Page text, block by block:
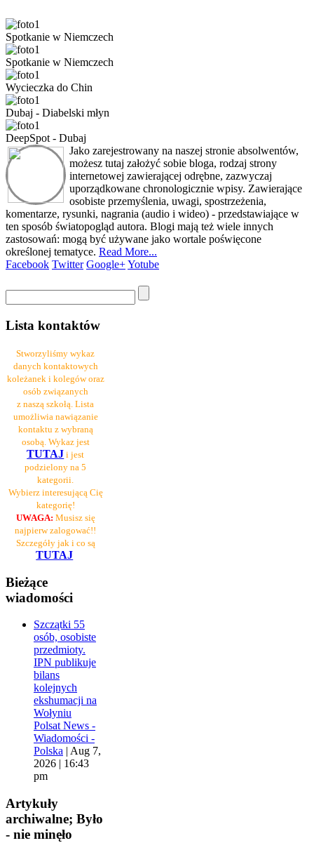
Spotkanie w Niemczech
Spotkanie w Niemczech
Wycieczka do Chin
Dubaj - Diabelski młyn
DeepSpot - Dubaj
Jako zarejestrowany na naszej stronie absolwentów,
możesz tutaj założyć sobie bloga, rodzaj strony
internetowej zawierającej odrębne, zazwyczaj
uporządkowane chronologicznie wpisy. Zawierające
osobiste przemyślenia, uwagi, spostrzeżenia,
komentarze, rysunki, nagrania (audio i wideo) - przedstawiające w
ten sposób światopogląd autora. Blogi mają też wiele innych
zastosowań: mogą być używane jako wortale poświęcone
określonej tematyce. Read More...
Facebook Twitter Google+Yotube
Lista kontaktów
Stworzyliśmy wykaz
danych kontaktowych
koleżanek i kolegów oraz
osób związanych
z naszą szkołą. Lista
umożliwia nawiązanie
kontaktu z wybraną
osobą. Wykaz jest
TUTAJ i jest
podzielony na 5
kategorii.
Wybierz interesującą Cię
kategorię!
UWAGA: Musisz się
najpierw zalogować!!
Szczegóły jak i co są
TUTAJ
Bieżące
wiadomości
Szczątki 55
osób, osobiste
przedmioty.
IPN publikuje
bilans
kolejnych
ekshumacji na
Wołyniu
Polsat News -
Wiadomości -
Polska | Aug 7,
2026 | 16:43
pm
Artykuły
archiwalne; Było
- nie minęło